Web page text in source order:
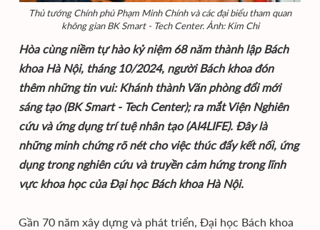
Thủ tướng Chính phủ Phạm Minh Chính và các đại biểu tham quan
không gian BK Smart - Tech Center. Ảnh: Kim Chi
Hòa cùng niềm tự hào kỷ niệm 68 năm thành lập Bách
khoa Hà Nội, tháng 10/2024, người Bách khoa đón
thêm những tin vui: Khánh thành Văn phòng đổi mới
sáng tạo (BK Smart - Tech Center); ra mắt Viện Nghiên
cứu và ứng dụng trí tuệ nhân tạo (AI4LIFE). Đây là
những minh chứng rõ nét cho việc thúc đẩy kết nối, ứng
dụng trong nghiên cứu và truyền cảm hứng trong lĩnh
vực khoa học của Đại học Bách khoa Hà Nội.
Gần 70 năm xây dựng và phát triển, Đại học Bách khoa